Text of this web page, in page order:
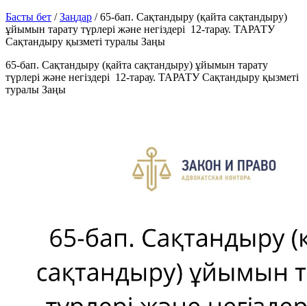
Басты бет /Заңдар /65-бап. Сақтандыру (қайта сақтандыру)
ұйымын тарату түрлері және негiздерi 12-тарау. ТАРАТУ
Сақтандыру қызметі туралы Заңы
65-бап. Сақтандыру (қайта сақтандыру) ұйымын тарату
түрлері және негiздерi 12-тарау. ТАРАТУ Сақтандыру қызметі
туралы Заңы